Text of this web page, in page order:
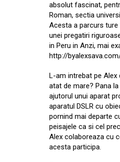
absolut fascinat,
Roman, sectia
Acesta a parcurs
unei pregatiri
in Peru in Anzi, mai
http://
L-am intrebat pe
atat de mare? Pana
ajutorul unui aparat
aparatul DSLR cu
pornind mai departe
peisajele ca si cel
Alex colaboreaza cu
acesta participa.